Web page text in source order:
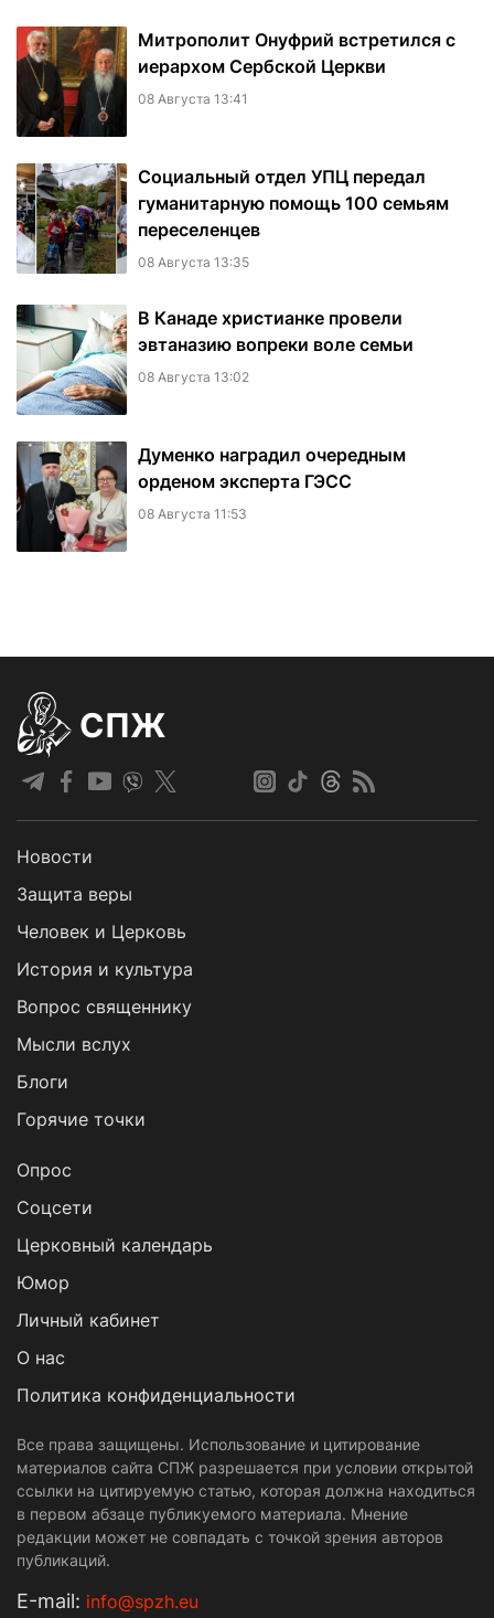
Митрополит Онуфрий встретился с
иерархом Сербской Церкви
08 Августа 13:41
Социальный отдел УПЦ передал
гуманитарную помощь 100 семьям
переселенцев
08 Августа 13:35
В Канаде христианке провели
эвтаназию вопреки воле семьи
08 Августа 13:02
Думенко наградил очередным
орденом эксперта ГЭСС
08 Августа 11:53
СПЖ
Новости
Защита веры
Человек и Церковь
История и культура
Вопрос священнику
Мысли вслух
Блоги
Горячие точки
Опрос
Cоцсети
Церковный календарь
Юмор
Личный кабинет
О нас
Политика конфиденциальности
Все права защищены. Использование и цитирование
материалов сайта СПЖ разрешается при условии открытой
ссылки на цитируемую статью, которая должна находиться
в первом абзаце публикуемого материала. Мнение
редакции может не совпадать с точкой зрения авторов
публикаций.
Е-mail: info@spzh.eu